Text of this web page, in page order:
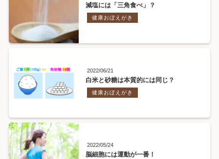
減塩には「三角食べ」？
健康おぼえがき
2022/06/21
白米と砂糖は本質的には同じ？
健康おぼえがき
2022/05/24
脳細胞には運動が一番！